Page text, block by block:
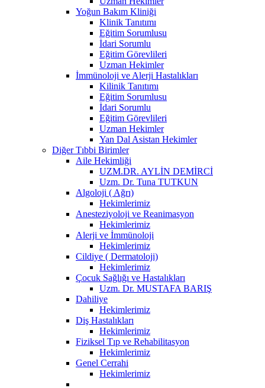
Yoğun Bakım Kliniği
Klinik Tanıtımı
Eğitim Sorumlusu
İdari Sorumlu
Eğitim Görevlileri
Uzman Hekimler
İmmünoloji ve Alerji Hastalıkları
Kilinik Tanıtımı
Eğitim Sorumlusu
İdari Sorumlu
Eğitim Görevlileri
Uzman Hekimler
Yan Dal Asistan Hekimler
Diğer Tıbbi Birimler
Aile Hekimliği
UZM.DR. AYLİN DEMİRCİ
Uzm. Dr. Tuna TUTKUN
Algoloji ( Ağrı)
Hekimlerimiz
Anesteziyoloji ve Reanimasyon
Hekimlerimiz
Alerji ve İmmünoloji
Hekimlerimiz
Cildiye ( Dermatoloji)
Hekimlerimiz
Çocuk Sağlığı ve Hastalıkları
Uzm. Dr. MUSTAFA BARIŞ
Dahiliye
Hekimlerimiz
Diş Hastalıkları
Hekimlerimiz
Fiziksel Tıp ve Rehabilitasyon
Hekimlerimiz
Genel Cerrahi
Hekimlerimiz